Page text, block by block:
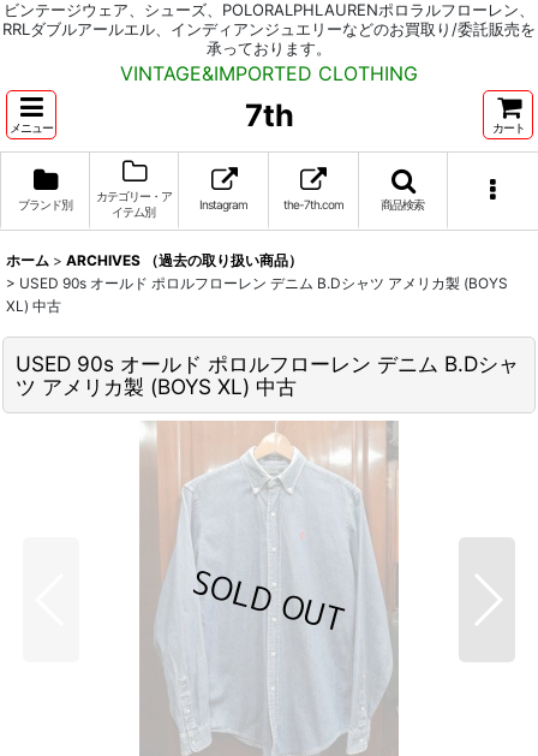
ビンテージウェア、シューズ、POLORALPHLAURENポロラルフローレン、
RRLダブルアールエル、インディアンジュエリーなどのお買取り/委託販売を
承っております。
VINTAGE&IMPORTED CLOTHING
メニュー 7th カート
ブランド別
カテゴリー・ア
イテム別
Instagram the-7th.com 商品検索
ホーム > ARCHIVES （過去の取り扱い商品）
> USED 90s オールド ポロルフローレン デニム B.Dシャツ アメリカ製 (BOYS
XL) 中古
USED 90s オールド ポロルフローレン デニム B.Dシャ
ツ アメリカ製 (BOYS XL) 中古